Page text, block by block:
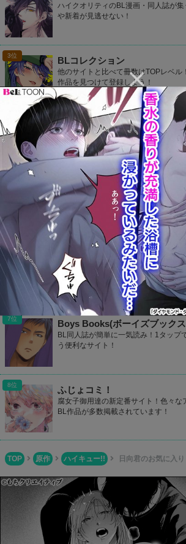
ハイクオリティのBL漫画・同人誌が
や新着が見逃せない！
BLコレクション
他のサイトと比べて冊数はTOPレベル
作品を見つけて登録しよう！
CP Library
お好きなカップリングをお気に入り登
ラク読もう！
カプコミ
かわいいデザインのBLサイト！気にな
ト登録して読めたり、ランキングで人
801Books(ヤオイブックス)
毎日何冊も更新されているBL作品を
実しているので探したい同人誌が見つ
Boys Books(ボーイズブック
BL同人誌が簡単に一気読み！1タップ
う便利なサイト！
ふじょコミ！
腐女子御用達の新定番サイト！色々な
BL作品が多数掲載されています！
TOP 原作 ハイキュー!! 日向君のお気に入り